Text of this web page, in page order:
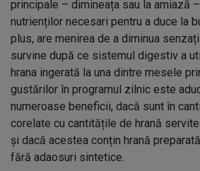
principale – dimineața sau la amiază
nutrienților necesari pentru a duce la
plus, are menirea de a diminua
survine după ce sistemul digestiv a
hrana ingerată la una dintre mesele
gustărilor în programul zilnic este
numeroase beneficii, dacă sunt în
corelate cu cantitățile de hrană
și dacă acestea conțin hrană
fără adaosuri sintetice.